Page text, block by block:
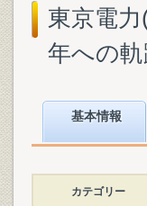
東京電
年への
基本情報
カテゴリー